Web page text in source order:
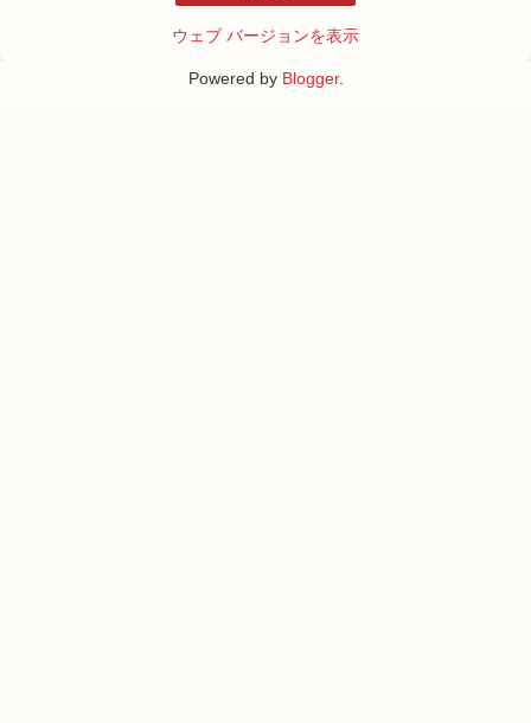
ウェブ バージョンを表示
Powered by Blogger.